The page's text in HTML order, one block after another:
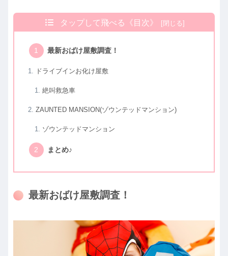
タップして飛べる《目次》
最新おばけ屋敷調査！
ドライブインお化け屋敷
絶叫救急車
ZAUNTED MANSION(ゾウンテッドマンション)
ゾウンテッドマンション
まとめ♪
最新おばけ屋敷調査！